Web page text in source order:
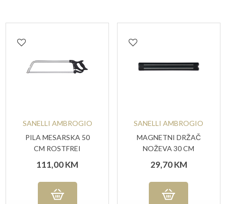
SANELLI AMBROGIO
PILA MESARSKA 50
CM ROSTFREI
111,00KM
SANELLI AMBROGIO
MAGNETNI DRŽAČ
NOŽEVA 30 CM
29,70KM